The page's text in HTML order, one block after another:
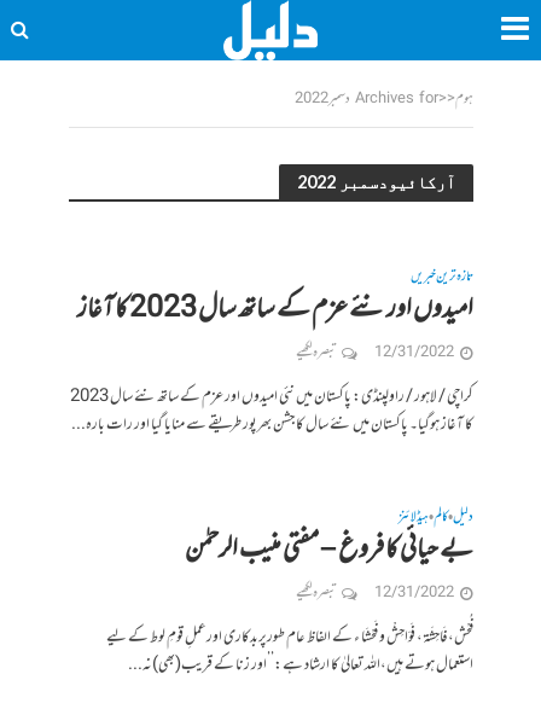
ہوم<<Archives for دسمبر 2022
آرکائیودسمبر 2022
تازہ ترین خبریں
امیدوں اور نئے عزم کے ساتھ سال 2023 کا آغاز
12/31/2022 تبصرہ لکھیے
کراچی / لاہور / راولپنڈی: پاکستان میں نئی امیدوں اور عزم کے ساتھ نئے سال 2023
کا آغاز ہوگیا۔ پاکستان میں نئے سال کا جشن بھرپور طریقے سے منایا گیا اور رات بارہ...
دلیل•کالم•ہیڈلائنز
بے حیائی کا فروغ – مفتی منیب الرحمٰن
12/31/2022 تبصرہ لکھیے
فُحْش،فَاحِشَۃ ، فَوَاحِشْ و فَحْشَا ء کے الفاظ عام طورپربدکاری اورعملِ قومِ لوط کے لیے
استعمال ہوتے ہیں،اللہ تعالیٰ کا ارشاد ہے:’’اور زنا کے قریب(بھی)نہ...